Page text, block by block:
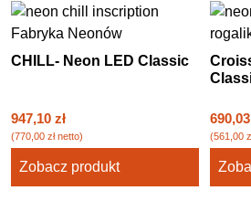
CHILL- Neon LED Classic
947,10 zł
(770,00 złnetto)
Zobacz produkt
690,03
(561,00